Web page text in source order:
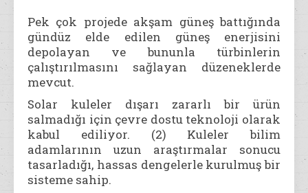
Pek çok projede akşam güneş battığında
gündüz elde edilen güneş enerjisini
depolayan ve bununla türbinlerin
çalıştırılmasını sağlayan düzeneklerde
mevcut.
Solar kuleler dışarı zararlı bir ürün
salmadığı için çevre dostu teknoloji olarak
kabul ediliyor. (2) Kuleler bilim
adamlarının uzun araştırmalar sonucu
tasarladığı, hassas dengelerle kurulmuş bir
sisteme sahip.